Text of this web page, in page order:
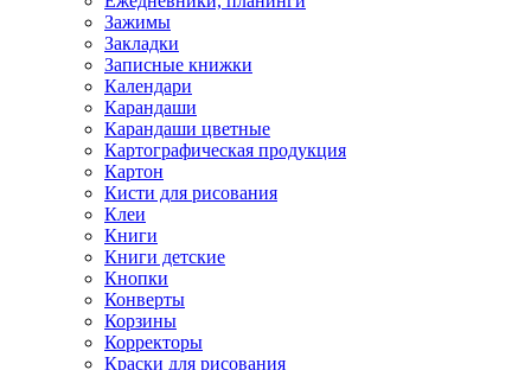
Зажимы
Закладки
Записные книжки
Календари
Карандаши
Карандаши цветные
Картографическая продукция
Картон
Кисти для рисования
Клеи
Книги
Книги детские
Кнопки
Конверты
Корзины
Корректоры
Краски для рисования